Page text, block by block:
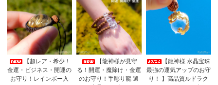
【超レア・希少！
金運・ビジネス・開運の
お守り！レインボー入
【龍神様が見守
る！開運・魔除け・金運
のお守り！手彫り龍 選
【龍神様 水晶宝珠
最強の運気アップのお守
り！ 】高品質ルドラク